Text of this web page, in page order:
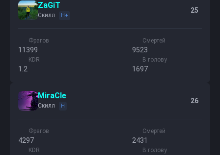
ZaGiT
Скилл H+
25
Фрагов
11399
Смертей
9523
KDR
1.2
В голову
1697
MiraCle
Скилл H
26
Фрагов
4297
Смертей
2431
KDR В голову